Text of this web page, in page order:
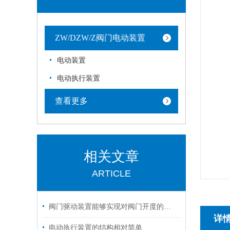
ZW/DZW/Z阀门电动装置
电动装置
电动执行装置
查看更多
相关文章
ARTICLE
阀门驱动装置能够实现对阀门开度的准确控制
电动执行装置的结构相对简单
详